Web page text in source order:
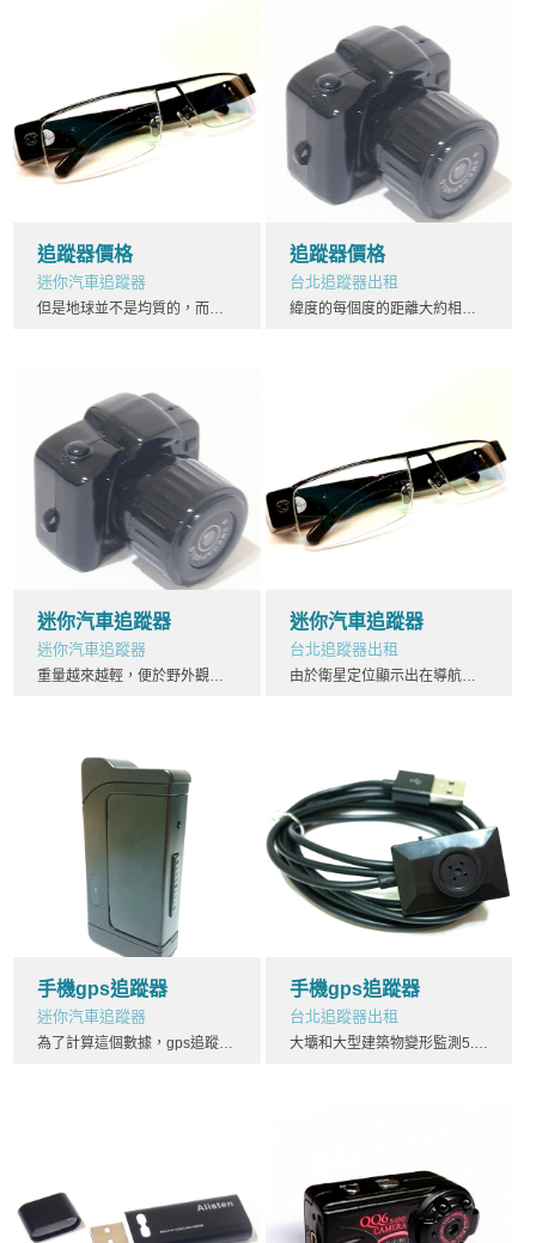
追蹤器價格
迷你汽車追蹤器
但是地球並不是均質的，而是有很多山脈追蹤器價格，在山脈的重力影響下，追蹤器價格鉛垂面就會偏離地球的自轉軸追蹤器價格地圖和GPS設備上顯示的經度是格林尼治子午面與過該點的一個非嚴格鉛垂面之間夾角的角度，該非嚴格鉛垂面垂直於一個近似於大地水準面的橢球體表面，而不是直接垂直於大地水準面本身。
追蹤器價格
台北追蹤器出租
緯度的每個度的距離大約相當於111km，追蹤器價格但經度的每個度的距離從0km到111km不等。追蹤器價格它的距離隨緯度的不同而變化，沿同一緯度約等於111km乘緯度的餘弦。追蹤器價格不過這個距離還不是相隔一經度的兩點之間最短的距離，最短的距離是連接這兩點之間的大圓的弧的距離，它比上面所計算出來的距離要小一些。
迷你汽車追蹤器
迷你汽車追蹤器
重量越來越輕，便於野外觀測使用。結果令人滿意。汽車追蹤器第二階段為全面研製和試驗階段。從1979年到1984年，汽車追蹤器又陸續發射了7顆稱為block i的試驗衛星，研製了各種用途的接收機。實驗表明，gps定位精度遠遠超過設計標準，利用粗碼定位，其精度就可達14米。汽車追蹤器
迷你汽車追蹤器
台北追蹤器出租
由於衛星定位顯示出在導航方面的巨大優越性及子午儀系統存在對潛艇和艦船導航方面的巨大缺陷。汽車追蹤器美國海陸空三軍及民用部門都感到迫切需要sSbBwW.cOm一種新的衛星導航系統。為此,美國海軍研究實驗室(nrl)汽車追蹤器提出了名為tinmation的用12到18顆衛星組成10000km高度的全球定位網計劃汽車追蹤器
手機gps追蹤器
迷你汽車追蹤器
為了計算這個數據，gps追蹤器他需要一個指示協調世界時的鐘和需要觀察對太陽經過子午圈的時間。由於地球在一個橢圓軌道上繞太陽旋轉木衛二gps追蹤器（歐羅巴）、木衛三（蓋尼米德）、木衛四（卡利斯多）、土星的衛星土衛六（泰坦），以及海王星捕獲的衛星海衛一（特里同）。更小的衛星參見各個相關行星條目gps追蹤器。這裡是以直徑劃分的一個太陽系衛星分類表
手機gps追蹤器
台北追蹤器出租
大壩和大型建築物變形監測5.GIS應用6.工程機械（輪胎吊，gps追蹤器推土機等）控制7.精細農業在道路工程中的應用GPS在道路工程中的應用，目前主要是用於建立各種道路工程式控制制網及測定航測外控點等gps追蹤器。隨著高等級公路的迅速發展，對勘測技術提出了更高的要求，由於線路長，已知點少gps追蹤器